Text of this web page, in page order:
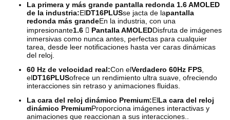
La primera y más grande pantalla redonda 1.6 AMOLED
de la industria:ElDT16PLUSse jacta de lapantalla
redonda más grandeEn la industria, con una
impresionante1.6  Pantalla AMOLEDDisfruta de imágenes
inmersivas como nunca antes, perfectas para cualquier
tarea, desde leer notificaciones hasta ver caras dinámicas
del reloj.
60 Hz de velocidad real:Con elVerdadero 60Hz FPS
elDT16PLUSofrece un rendimiento ultra suave, ofreciendo
interacciones sin retraso y animaciones fluidas.
La cara del reloj dinámico Premium:ElLa cara del reloj
dinámico PremiumProporciona imágenes interactivas y
animaciones que reaccionan a sus interacciones..